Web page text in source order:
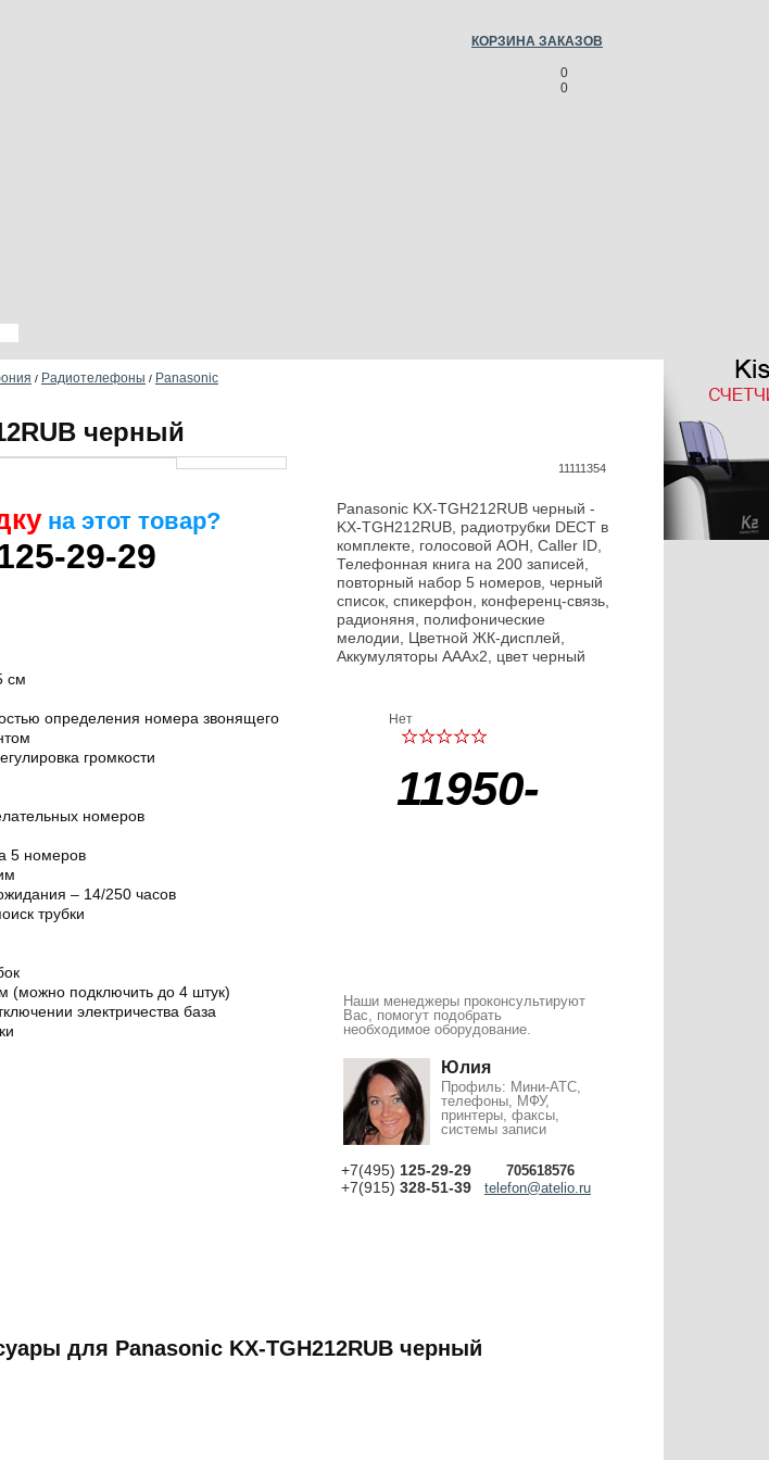
0
0
КОРЗИНА ЗАКАЗОВ
/ Радиотелефоны / Panasonic
черный
Наши менеджеры проконсультируют
Вас, помогут подобрать
необходимое оборудование.
Юлия
Профиль: Мини-АТС,
телефоны, МФУ,
принтеры, факсы,
системы записи
+7(495) 125-29-29
+7(915) 328-51-39
705618576
telefon@atelio.ru
на этот товар?
29-29
см
определения номера звонящего
громкости
номеров
5 номеров
– 14/250 часов
трубки
(можно подключить до 4 штук)
электричества база
11111354
Panasonic KX-TGH212RUB черный -
KX-TGH212RUB, радиотрубки DECT в
комплекте, голосовой АОН, Caller ID,
Телефонная книга на 200 записей,
повторный набор 5 номеров, черный
список, спикерфон, конференц-связь,
радионяня, полифонические
мелодии, Цветной ЖК-дисплей,
Аккумуляторы AAAx2, цвет черный
Нет
11950-
для Panasonic KX-TGH212RUB черный